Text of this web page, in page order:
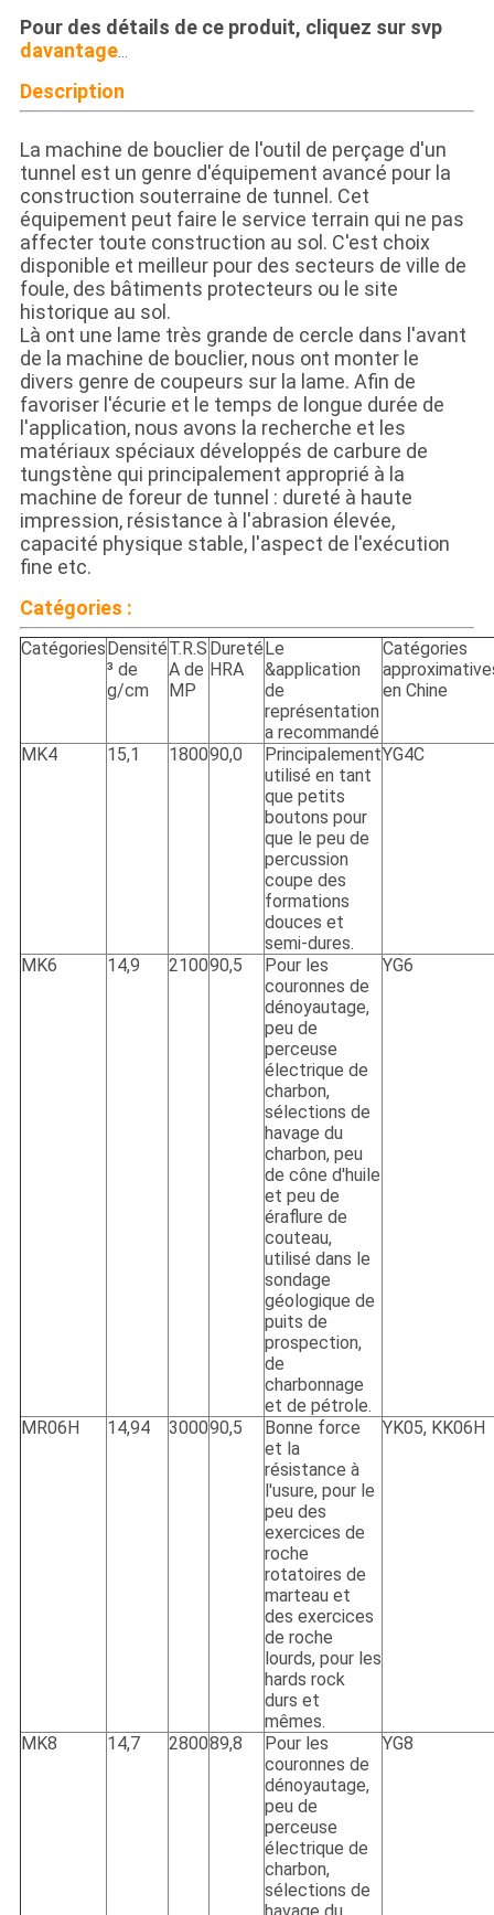
Pour des détails de ce produit, cliquez sur svp
davantage…
Description
La machine de bouclier de l'outil de perçage d'un
tunnel est un genre d'équipement avancé pour la
construction souterraine de tunnel. Cet
équipement peut faire le service terrain qui ne pas
affecter toute construction au sol. C'est choix
disponible et meilleur pour des secteurs de ville de
foule, des bâtiments protecteurs ou le site
historique au sol.
Là ont une lame très grande de cercle dans l'avant
de la machine de bouclier, nous ont monter le
divers genre de coupeurs sur la lame. Afin de
favoriser l'écurie et le temps de longue durée de
l'application, nous avons la recherche et les
matériaux spéciaux développés de carbure de
tungstène qui principalement approprié à la
machine de foreur de tunnel : dureté à haute
impression, résistance à l'abrasion élevée,
capacité physique stable, l'aspect de l'exécution
fine etc.
Catégories :
Catégories Densité
³ de
g/cm
T.R.S
Α de
MP
Dureté
HRA
Le
&application
de
représentation
a recommandé
Catégories
en Chine
MK4 15,1 180090,0
Principalement
utilisé en tant
que petits
boutons pour
que le peu de
percussion
coupe des
formations
douces et
semi-dures.
YG4C
MK6 14,9 210090,5
Pour les
couronnes de
dénoyautage,
peu de
perceuse
électrique de
charbon,
sélections de
havage du
charbon, peu
de cône d'huile
et peu de
éraflure de
couteau,
utilisé dans le
sondage
géologique de
puits de
prospection,
de
charbonnage
et de pétrole.
YG6
MR06H 14,94 300090,5
Bonne force
et la
résistance à
l'usure, pour le
peu des
exercices de
roche
rotatoires de
marteau et
des exercices
de roche
lourds, pour les
hards rock
durs et
mêmes.
YK05, KK06H
MK8 14,7 280089,8
Pour les
couronnes de
dénoyautage,
peu de
perceuse
électrique de
charbon,
sélections de
YG8